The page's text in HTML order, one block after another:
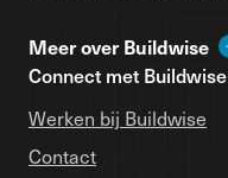
Meer over Buildwise
Connect met Buildwise
Werken bij Buildwise
Contact